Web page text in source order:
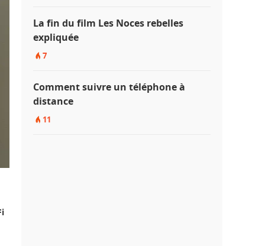
La fin du film Les Noces rebelles
expliquée
7
Comment suivre un téléphone à
distance
11